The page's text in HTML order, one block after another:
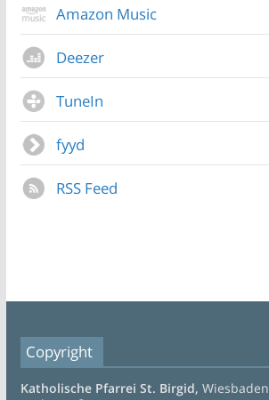
Amazon Music
Deezer
TuneIn
fyyd
RSS Feed
Copyright
Katholische Pfarrei St. Birgid, Wiesbaden